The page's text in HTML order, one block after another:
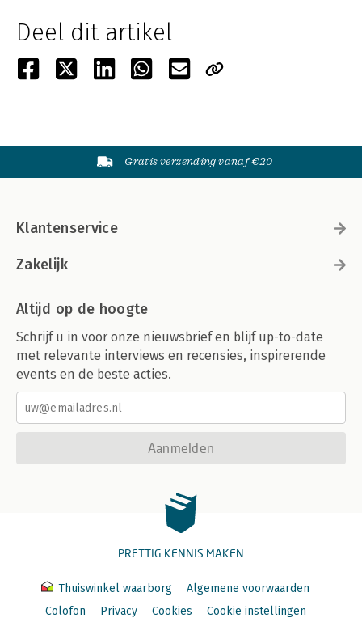
Deel dit artikel
Gratis verzending vanaf €20
Klantenservice
Zakelijk
Altijd op de hoogte
Schrijf u in voor onze nieuwsbrief en blijf up-to-date
met relevante interviews en recensies, inspirerende
events en de beste acties.
Aanmelden
PRETTIG KENNIS MAKEN
Thuiswinkel waarborg
Algemene voorwaarden
Colofon
Privacy Cookies Cookie instellingen